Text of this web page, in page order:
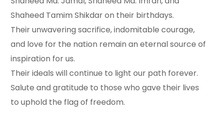
Shaheed Tamim Shikdar on their birthdays.
Their unwavering sacrifice, indomitable courage,
and love for the nation remain an eternal source of
inspiration for us.
Their ideals will continue to light our path forever.
Salute and gratitude to those who gave their lives
to uphold the flag of freedom.